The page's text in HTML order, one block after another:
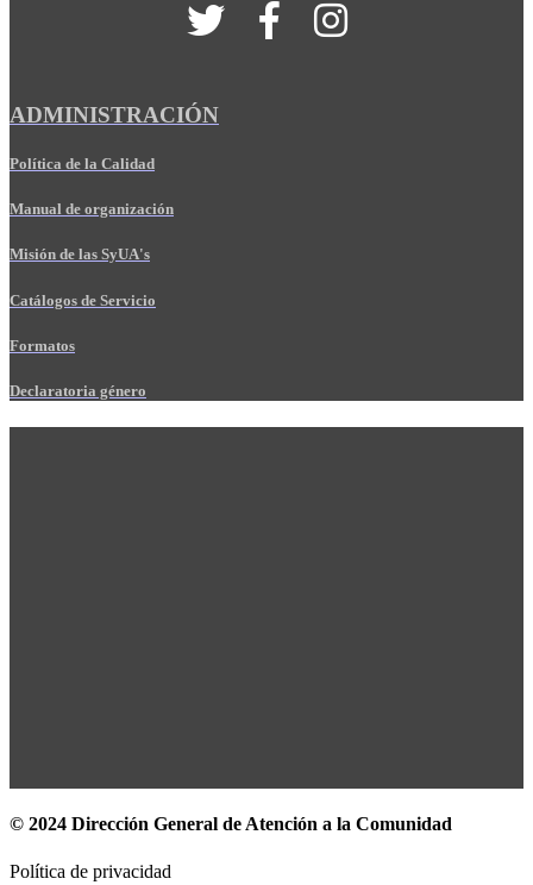
ADMINISTRACIÓN
Política de la Calidad
Manual de organización
Misión de las SyUA's
Catálogos de Servicio
Formatos
Declaratoria género
© 2024 Dirección General de Atención a la Comunidad
Política de privacidad